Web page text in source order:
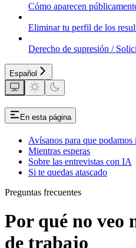
Cómo aparecen
Eliminar tu perfil de los
Derecho de supresión /
Español
En esta página
Avísanos para que podamos
Mientras esperas
Sobre las entrevistas con IA
Si te quedas atascado
Preguntas frecuentes
Por qué no veo
de trabajo